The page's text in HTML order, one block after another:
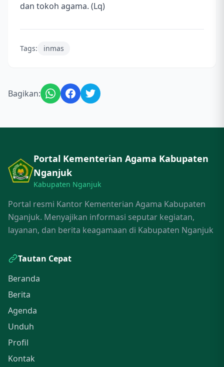
dan tokoh agama. (Lq)
Tags: inmas
Bagikan:
Portal Kementerian Agama Kabupaten
Nganjuk
Kabupaten Nganjuk
Portal resmi Kantor Kementerian Agama Kabupaten
Nganjuk. Menyajikan informasi seputar kegiatan,
layanan, dan berita keagamaan di Kabupaten Nganjuk
Tautan Cepat
Beranda
Berita
Agenda
Unduh
Profil
Kontak